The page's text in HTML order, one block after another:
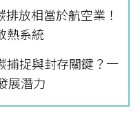
放相當於航空業！
熱系統
捕捉與封存關鍵？一
展潛力